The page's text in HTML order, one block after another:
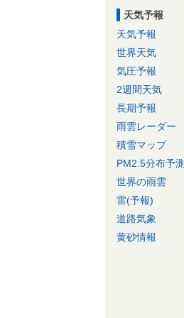
天気予報
天気予報
世界天気
気圧予報
2週間天気
長期予報
雨雲レーダー
積雪マップ
PM2.5分布予測
世界の雨雲
雷(予報)
道路気象
黄砂情報